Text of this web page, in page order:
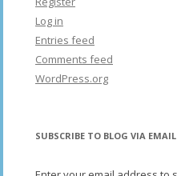
Log in
Entries feed
Comments feed
WordPress.org
SUBSCRIBE TO BLOG VIA EMAIL